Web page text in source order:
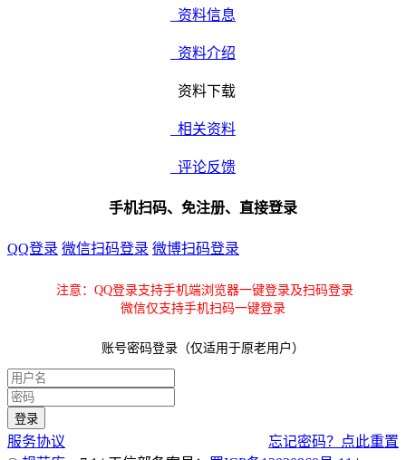
资料信息
资料介绍
资料下载
相关资料
评论反馈
手机扫码、免注册、直接登录
QQ登录 微信扫码登录 微博扫码登录
注意：QQ登录支持手机端浏览器一键登录及扫码登录
微信仅支持手机扫码一键登录
账号密码登录（仅适用于原老用户）
服务协议
忘记密码？点此重置